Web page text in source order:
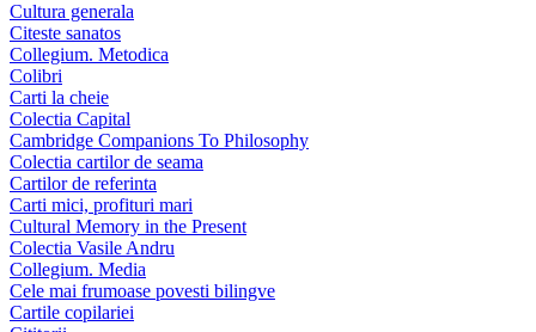
Cultura generala
Citeste sanatos
Collegium. Metodica
Colibri
Carti la cheie
Colectia Capital
Cambridge Companions To Philosophy
Colectia cartilor de seama
Cartilor de referinta
Carti mici, profituri mari
Cultural Memory in the Present
Colectia Vasile Andru
Collegium. Media
Cele mai frumoase povesti bilingve
Cartile copilariei